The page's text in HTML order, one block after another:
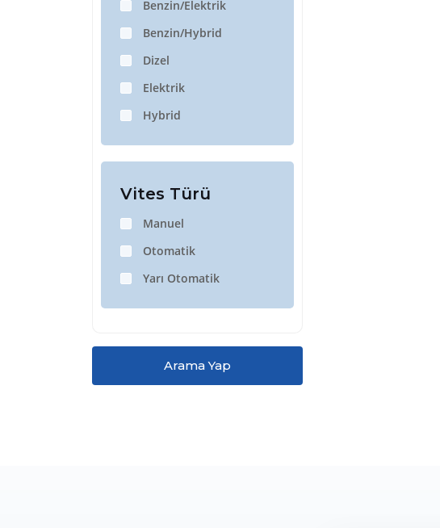
Benzin/Elektrik
Benzin/Hybrid
Dizel
Elektrik
Hybrid
Vites Türü
Manuel
Otomatik
Yarı Otomatik
Arama Yap